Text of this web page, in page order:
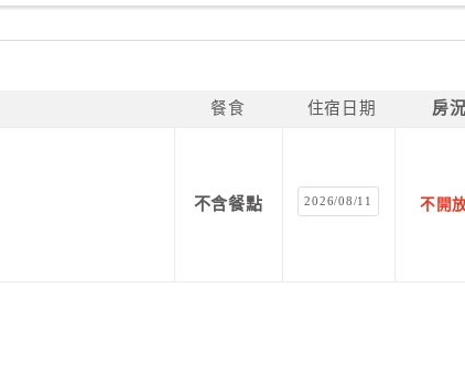
餐食 住宿日期 房況
不含餐點 2026/08/11 不開